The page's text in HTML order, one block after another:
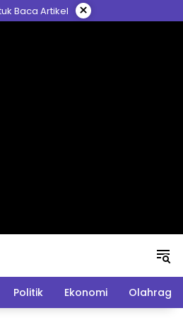
Baca Artikel ×
Politik Ekonomi Olahraga